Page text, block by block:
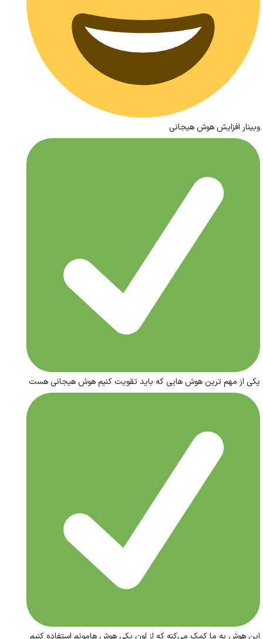
وبینار افزایش هوش هیجانی
یکی از مهم ترین هوش هایی که باید تقویت کنیم هوش هیجانی هست